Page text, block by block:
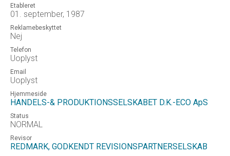
Etableret
01. september, 1987
Reklamebeskyttet
Nej
Telefon
Uoplyst
Email
Uoplyst
Hjemmeside
HANDELS-& PRODUKTIONSSELSKABET D.K.-ECO ApS
Status
NORMAL
Revisor
REDMARK, GODKENDT REVISIONSPARTNERSELSKAB